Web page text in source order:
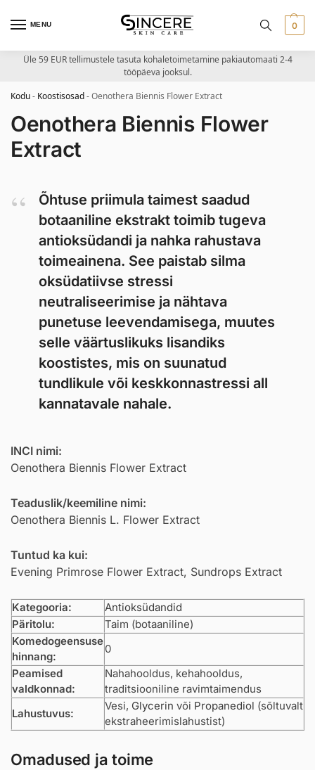
MENU 0
Üle 59 EUR tellimustele tasuta kohaletoimetamine pakiautomaati 2-4
tööpäeva jooksul.
Kodu- Koostisosad-Oenothera Biennis Flower Extract
Oenothera Biennis Flower
Extract
Õhtuse priimula taimest saadud
botaaniline ekstrakt toimib tugeva
antioksüdandi ja nahka rahustava
toimeainena. See paistab silma
oksüdatiivse stressi
neutraliseerimise ja nähtava
punetuse leevendamisega, muutes
selle väärtuslikuks lisandiks
koostistes, mis on suunatud
tundlikule või keskkonnastressi all
kannatavale nahale.
INCI nimi:
Oenothera Biennis Flower Extract
Teaduslik/keemiline nimi:
Oenothera Biennis L. Flower Extract
Tuntud ka kui:
Evening Primrose Flower Extract, Sundrops Extract
Kategooria:
Antioksüdandid
Päritolu:
Taim (botaaniline)
Komedogeensuse
hinnang:
0
Peamised
valdkonnad:
Nahahooldus, kehahooldus,
traditsiooniline ravimtaimendus
Lahustuvus:
Vesi, Glycerin või Propanediol (sõltuvalt
ekstraheerimislahustist)
Omadused ja toime